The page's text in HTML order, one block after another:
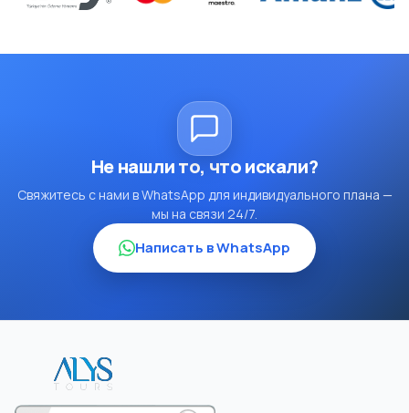
Не нашли то, что искали?
Свяжитесь с нами в WhatsApp для индивидуального плана —
мы на связи 24/7.
Написать в WhatsApp